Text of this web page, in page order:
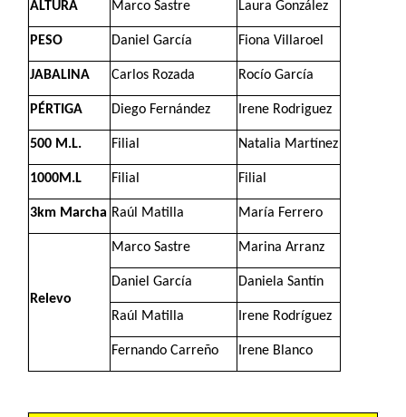
ALTURA Marco Sastre Laura González
PESO Daniel García Fiona Villaroel
JABALINA Carlos Rozada Rocío García
PÉRTIGA Diego Fernández Irene Rodriguez
500 M.L. Filial Natalia Martínez
1000M.L Filial Filial
3km Marcha Raúl Matilla María Ferrero
Relevo
Marco Sastre Marina Arranz
Daniel García Daniela Santín
Raúl Matilla Irene Rodríguez
Fernando Carreño Irene Blanco